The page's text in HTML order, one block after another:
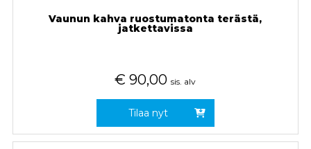
Vaunun kahva ruostumatonta terästä,
jatkettavissa
€ 90,00 sis. alv
Tilaa nyt